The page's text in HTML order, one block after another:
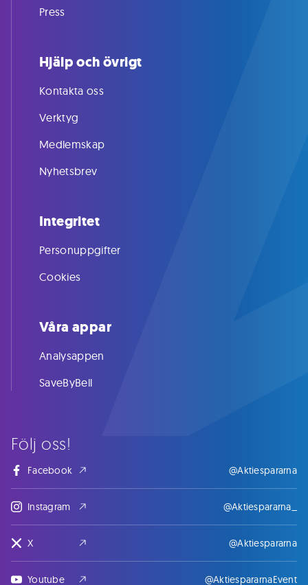
Följ oss!
Facebook @Aktiespararna
Instagram @Aktiespararna_
X @Aktiespararna
Youtube @AktiespararnaEvent
Press
Hjälp och övrigt
Kontakta oss
Verktyg
Medlemskap
Nyhetsbrev
Integritet
Personuppgifter
Cookies
Våra appar
Analysappen
SaveByBell